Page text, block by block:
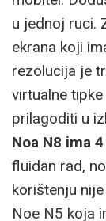
u jednoj ruci.
ekrana koji
rezolucija je
virtualne
prilagoditi u
Noa N8 ima
fluidan rad,
korištenju
Noe N5 koja